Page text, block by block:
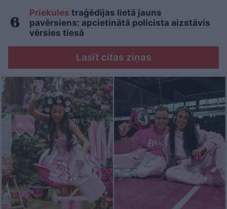
Priekules traģēdijas lietā jauns
pavērsiens: apcietinātā policista aizstāvis
vērsies tiesā
Lasīt citas ziņas